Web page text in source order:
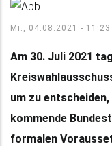
Mi., 04.08.2021 - 11:23
Am 30. Juli 2021
um zu
kommende
formalen